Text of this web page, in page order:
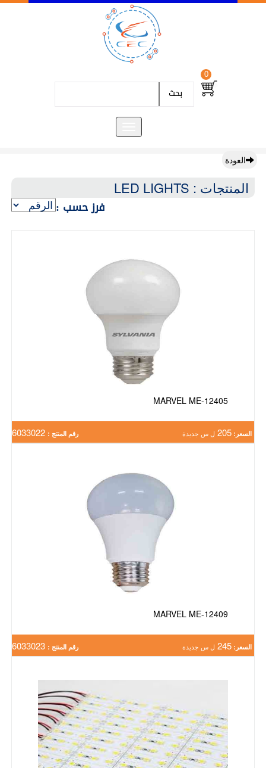
0
بحث
العودة
المنتجات : LED LIGHTS
فرز حسب :
MARVEL ME-12405
السعر: 205 ل س جديدة رقم المنتج :
MARVEL ME-12409
السعر: 245 ل س جديدة رقم المنتج :